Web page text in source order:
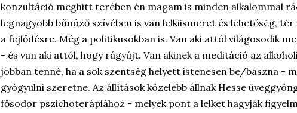
konzultáció meghitt terében én magam is minden alkalommal
legnagyobb bűnöző szívében is van lelkiismeret és lehetőség,
a fejlődésre. Még a politikusokban is. Van aki attól világosodik
- és van aki attól, hogy rágyújt. Van akinek a meditáció az
jobban tenné, ha a sok szentség helyett istenesen be/baszna -
gyógyulni szeretne. Az állítások közelebb állnak Hesse
fősodor pszichoterápiához - melyek pont a lelket hagyják